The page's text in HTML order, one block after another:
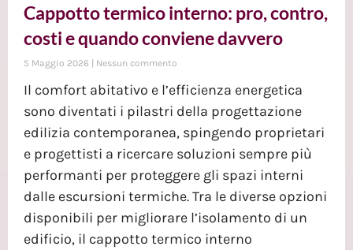
Cappotto termico interno: pro, contro,
costi e quando conviene davvero
5 Maggio 2026 Nessun commento
Il comfort abitativo e l’efficienza energetica
sono diventati i pilastri della progettazione
edilizia contemporanea, spingendo proprietari
e progettisti a ricercare soluzioni sempre più
performanti per proteggere gli spazi interni
dalle escursioni termiche. Tra le diverse opzioni
disponibili per migliorare l’isolamento di un
edificio, il cappotto termico interno